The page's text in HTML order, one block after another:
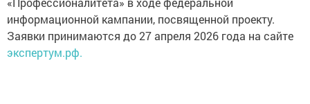
информационной кампании, посвященной проекту.
Заявки принимаются до 27 апреля 2026 года на сайте
экспертум.рф.